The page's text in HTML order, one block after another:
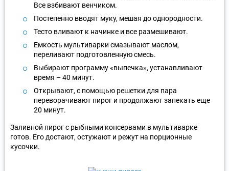
Все взбивают венчиком.
Постепенно вводят муку, мешая до однородности.
Тесто вливают к начинке и все размешивают.
Емкость мультиварки смазывают маслом,
переливают подготовленную смесь.
Выбирают программу «выпечка», устанавливают
время – 40 минут.
Открывают, с помощью решетки для пара
переворачивают пирог и продолжают запекать еще
20 минут.
Заливной пирог с рыбными консервами в мультиварке
готов. Его достают, остужают и режут на порционные
кусочки.